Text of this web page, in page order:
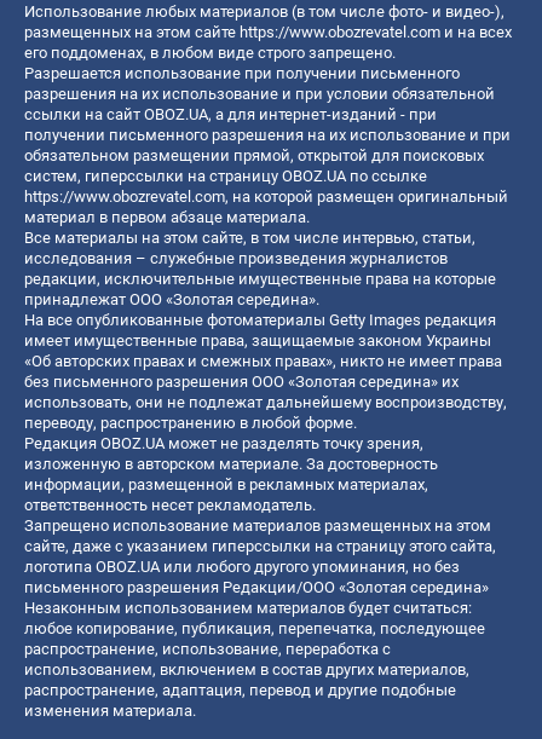
Использование любых материалов (в том числе фото- и видео-),
размещенных на этом сайте https://www.obozrevatel.com и на всех
его поддоменах, в любом виде строго запрещено.
Разрешается использование при получении письменного
разрешения на их использование и при условии обязательной
ссылки на сайт OBOZ.UA, а для интернет-изданий - при
получении письменного разрешения на их использование и при
обязательном размещении прямой, открытой для поисковых
систем, гиперссылки на страницу OBOZ.UA по ссылке
https://www.obozrevatel.com, на которой размещен оригинальный
материал в первом абзаце материала.
Все материалы на этом сайте, в том числе интервью, статьи,
исследования – служебные произведения журналистов
редакции, исключительные имущественные права на которые
принадлежат ООО «Золотая середина».
На все опубликованные фотоматериалы Getty Images редакция
имеет имущественные права, защищаемые законом Украины
«Об авторских правах и смежных правах», никто не имеет права
без письменного разрешения ООО «Золотая середина» их
использовать, они не подлежат дальнейшему воспроизводству,
переводу, распространению в любой форме.
Редакция OBOZ.UA может не разделять точку зрения,
изложенную в авторском материале. За достоверность
информации, размещенной в рекламных материалах,
ответственность несет рекламодатель.
Запрещено использование материалов размещенных на этом
сайте, даже с указанием гиперссылки на страницу этого сайта,
логотипа OBOZ.UA или любого другого упоминания, но без
письменного разрешения Редакции/ООО «Золотая середина»
Незаконным использованием материалов будет считаться:
любое копирование, публикация, перепечатка, последующее
распространение, использование, переработка с
использованием, включением в состав других материалов,
распространение, адаптация, перевод и другие подобные
изменения материала.